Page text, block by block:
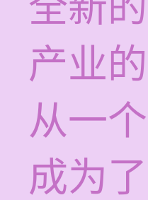
产业
从一
成为